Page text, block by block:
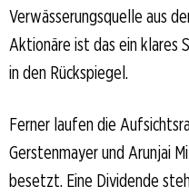
Verwässerungsquelle aus
Aktionäre ist das ein klares
in den Rückspiegel.
Ferner laufen die
Gerstenmayer und Arunjai
besetzt. Eine Dividende